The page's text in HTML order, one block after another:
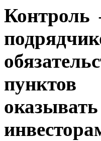
Контроль
пунктов